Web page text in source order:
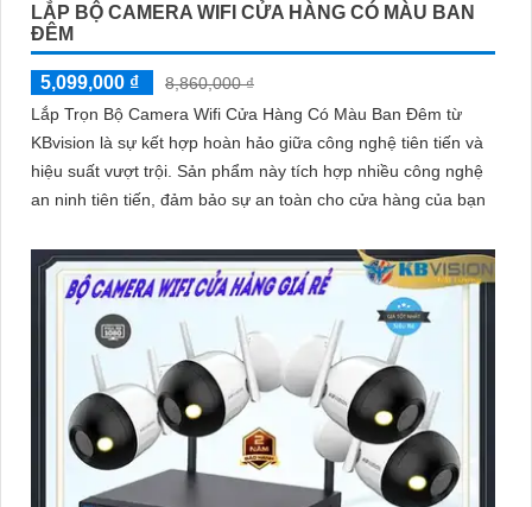
LẮP BỘ CAMERA WIFI CỬA HÀNG CÓ MÀU BAN
ĐÊM
5,099,000 ₫
8,860,000 ₫
Lắp Trọn Bộ Camera Wifi Cửa Hàng Có Màu Ban Đêm từ
KBvision là sự kết hợp hoàn hảo giữa công nghệ tiên tiến và
hiệu suất vượt trội. Sản phẩm này tích hợp nhiều công nghệ
an ninh tiên tiến, đảm bảo sự an toàn cho cửa hàng của bạn